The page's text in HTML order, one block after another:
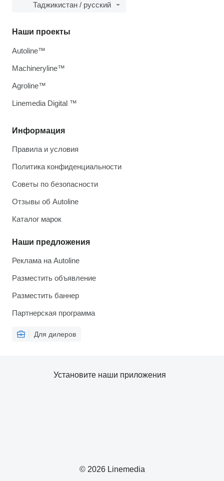
Таджикистан / русский
Информация
Правила и условия
Политика конфиденциальности
Советы по безопасности
Отзывы об Autoline
Каталог марок
Наши предложения
Реклама на Autoline
Разместить объявление
Разместить баннер
Партнерская программа
Для дилеров
Наши проекты
Autoline™
Machineryline™
Agroline™
Linemedia Digital ™
© 2026 Linemedia
Установите наши приложения